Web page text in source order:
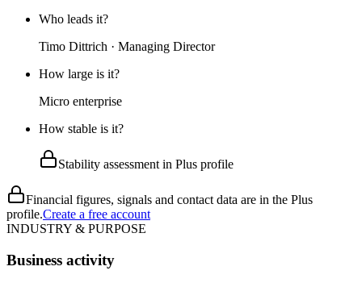
Who leads it?
Timo Dittrich · Managing Director
How large is it?
Micro enterprise
How stable is it?
Stability assessment in Plus profile
Financial figures, signals and contact data are in the Plus
profile.Create a free account
INDUSTRY & PURPOSE
Business activity